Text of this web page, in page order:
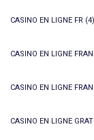
CASINO EN LIGNE FR (4)
CASINO EN LIGNE
CASINO EN LIGNE
CASINO EN LIGNE